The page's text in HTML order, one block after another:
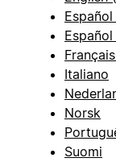
Italiano
Norsk
Suomi